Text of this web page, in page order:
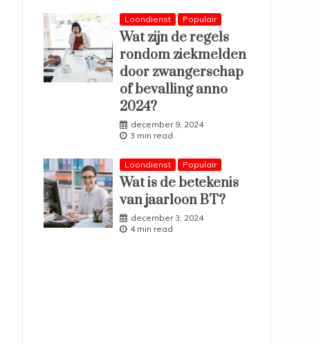
Loondienst Populair
Wat zijn de regels
rondom ziekmelden
door zwangerschap
of bevalling anno
2024?
december 9, 2024
3 min read
Loondienst Populair
Wat is de betekenis
van jaarloon BT?
december 3, 2024
4 min read